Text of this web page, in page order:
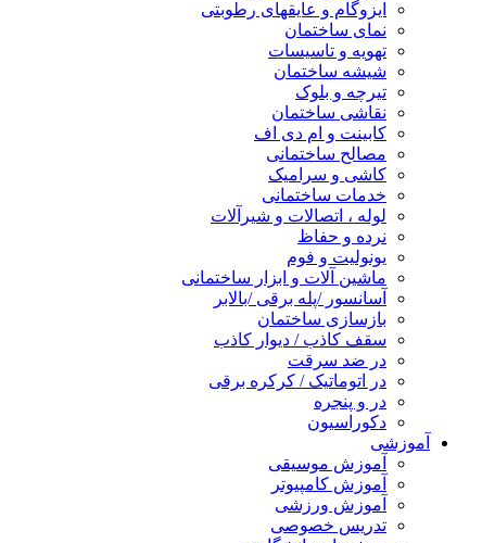
ایزوگام و عایقهای رطوبتی
نمای ساختمان
تهویه و تاسیسات
شیشه ساختمان
تیرچه و بلوک
نقاشی ساختمان
کابینت و ام دی اف
مصالح ساختمانی
کاشی و سرامیک
خدمات ساختمانی
لوله ، اتصالات و شیرآلات
نرده و حفاظ
یونولیت و فوم
ماشین آلات و ابزار ساختمانی
آسانسور /پله برقی /بالابر
بازسازی ساختمان
سقف کاذب / دیوار کاذب
در ضد سرقت
در اتوماتیک / کرکره برقی
در و پنجره
دکوراسیون
آموزشی
آموزش موسیقی
آموزش کامپیوتر
آموزش ورزشی
تدریس خصوصی